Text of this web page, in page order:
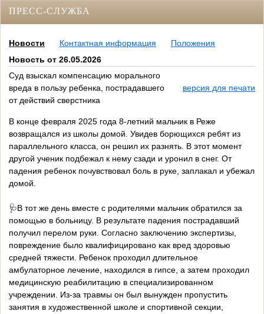
ПРЕСС-СЛУЖБА
Новости Контактная информация
Положения
Новость от 26.05.2026
Суд взыскал компенсацию морального
вреда в пользу ребенка, пострадавшего
от действий сверстника
версия для печати
В конце февраля 2025 года 8-летний мальчик в Реже
возвращался из школы домой. Увидев борющихся ребят из
параллельного класса, он решил их разнять. В этот момент
другой ученик подбежал к нему сзади и уронил в снег. От
падения ребенок почувствовал боль в руке, заплакал и убежал
домой.
🩺В тот же день вместе с родителями мальчик обратился за
помощью в больницу. В результате падения пострадавший
получил перелом руки. Согласно заключению экспертизы,
повреждение было квалифицировано как вред здоровью
средней тяжести. Ребенок проходил длительное
амбулаторное лечение, находился в гипсе, а затем проходил
медицинскую реабилитацию в специализированном
учреждении. Из-за травмы он был вынужден пропустить
занятия в художественной школе и спортивной секции,